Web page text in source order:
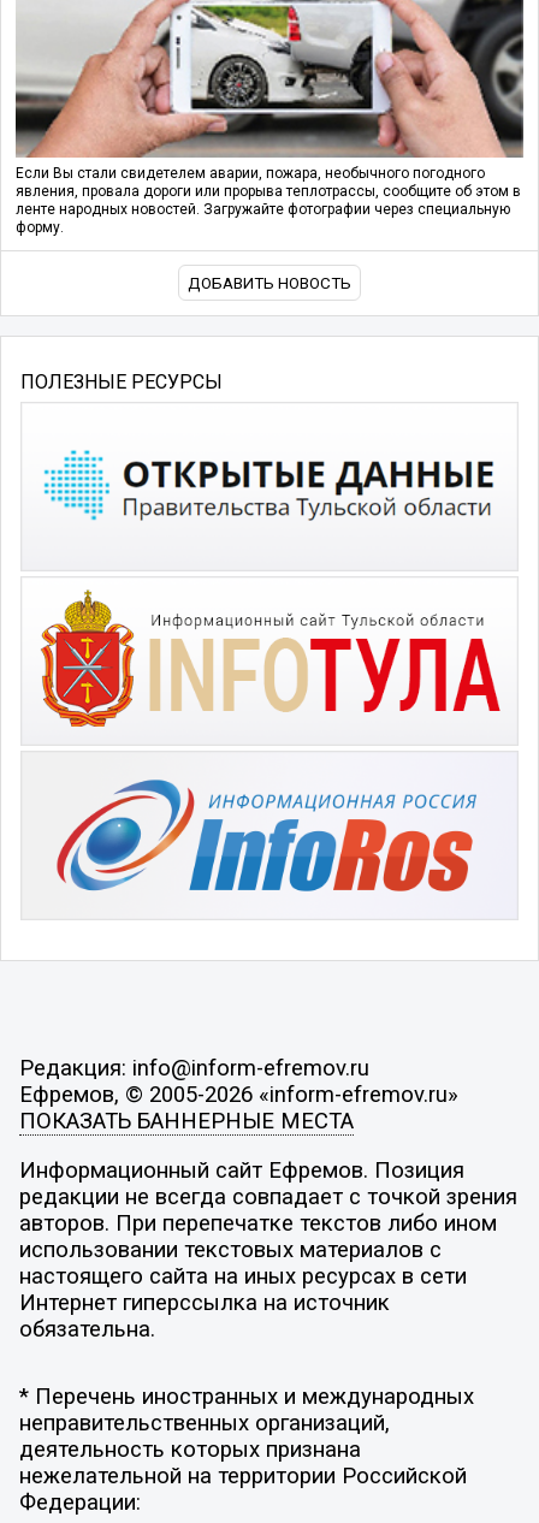
Если Вы стали свидетелем аварии, пожара, необычного погодного
явления, провала дороги или прорыва теплотрассы, сообщите об этом в
ленте народных новостей. Загружайте фотографии через специальную
форму.
ДОБАВИТЬ НОВОСТЬ
ПОЛЕЗНЫЕ РЕСУРСЫ
Редакция: info@inform-efremov.ru
Ефремов, © 2005-2026 «inform-efremov.ru»
ПОКАЗАТЬ БАННЕРНЫЕ МЕСТА
Информационный сайт Ефремов. Позиция
редакции не всегда совпадает с точкой зрения
авторов. При перепечатке текстов либо ином
использовании текстовых материалов с
настоящего сайта на иных ресурсах в сети
Интернет гиперссылка на источник
обязательна.
* Перечень иностранных и международных
неправительственных организаций,
деятельность которых признана
нежелательной на территории Российской
Федерации: